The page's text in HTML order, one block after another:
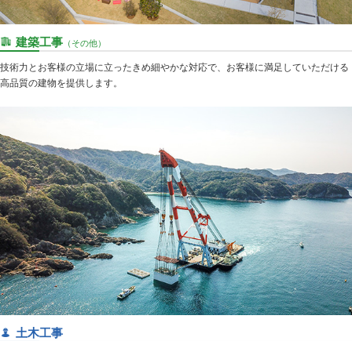
建築工事 （その他）
技術力とお客様の立場に立ったきめ細やかな対応で、お客様に満足していただける
高品質の建物を提供します。
土木工事